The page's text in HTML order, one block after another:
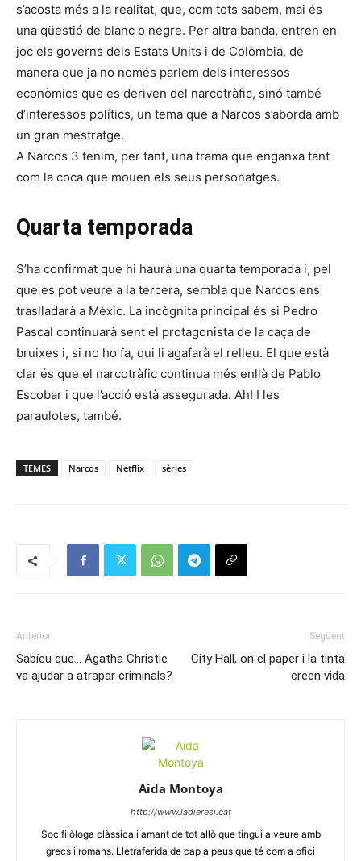
s’acosta més a la realitat, que, com tots sabem, mai és
una qüestió de blanc o negre. Per altra banda, entren en
joc els governs dels Estats Units i de Colòmbia, de
manera que ja no només parlem dels interessos
econòmics que es deriven del narcotràfic, sinó també
d’interessos polítics, un tema que a Narcos s’aborda amb
un gran mestratge.
A Narcos 3 tenim, per tant, una trama que enganxa tant
com la coca que mouen els seus personatges.
Quarta temporada
S’ha confirmat que hi haurà una quarta temporada i, pel
que es pot veure a la tercera, sembla que Narcos ens
traslladarà a Mèxic. La incògnita principal és si Pedro
Pascal continuarà sent el protagonista de la caça de
bruixes i, si no ho fa, qui li agafarà el relleu. El que està
clar és que el narcotràfic continua més enllà de Pablo
Escobar i que l’acció està assegurada. Ah! I les
paraulotes, també.
TEMES Narcos Netflix sèries
Anterior
Sabíeu que… Agatha Christie
va ajudar a atrapar criminals?
Següent
City Hall, on el paper i la tinta
creen vida
Aida Montoya
http://www.ladieresi.cat
Soc filòloga clàssica i amant de tot allò que tingui a veure amb
grecs i romans. Lletraferida de cap a peus que té com a ofici